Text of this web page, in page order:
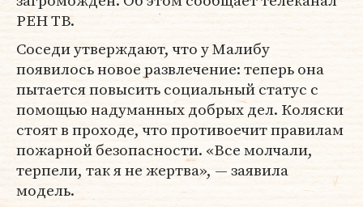
РЕН ТВ.
Соседи утверждают, что у Малибу
появилось новое развлечение: теперь она
пытается повысить социальный статус с
помощью надуманных добрых дел. Коляски
стоят в проходе, что противоечит правилам
пожарной безопасности. «Все молчали,
терпели, так я не жертва», — заявила
модель.